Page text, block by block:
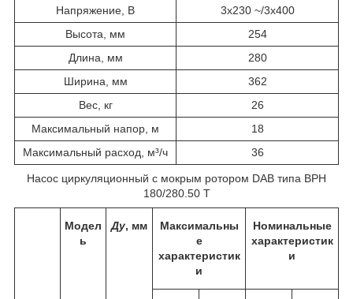
Напряжение, В
3x230 ~/3x400
Высота, мм
254
Длина, мм
280
Ширина, мм
362
Вес, кг
26
Максимальный напор, м
18
Максимальный расход, м³/ч
36
Насос циркуляционный с мокрым ротором DAB типа BPH
180/280.50 Т
Модел
ь
Ду, мм
Максимальны
е
характеристик
и
Номинальные
характеристик
и